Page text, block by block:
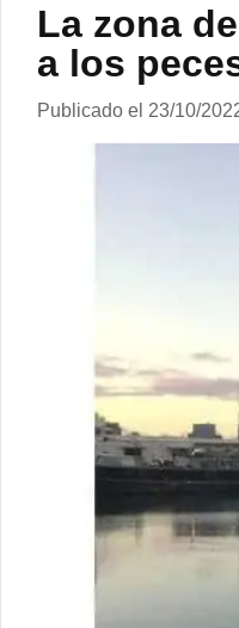
La zona
a los
Publicado el 23/10/